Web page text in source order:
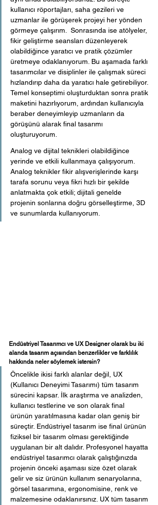
kullanıcı röportajları, saha gezileri ve
uzmanlar ile görüşerek projeyi her yönden
görmeye çalışırım.  Sonrasında ise atölyeler,
fikir geliştirme seansları düzenleyerek
olabildiğince yaratıcı ve pratik çözümler
üretmeye odaklanıyorum. Bu aşamada farklı
tasarımcılar ve disiplinler ile çalışmak süreci
hızlandırıp daha da yaratıcı hale getirebiliyor.
Temel konseptimi oluşturduktan sonra pratik
maketini hazırlıyorum, ardından kullanıcıyla
beraber deneyimleyip uzmanların da
görüşünü alarak final tasarımı
oluşturuyorum.
Analog ve dijital teknikleri olabildiğince
yerinde ve etkili kullanmaya çalışıyorum.
Analog teknikler fikir alışverişlerinde karşı
tarafa sorunu veya fikri hızlı bir şekilde
anlatmakta çok etkili; dijitali genelde
projenin sonlarına doğru görselleştirme, 3D
ve sunumlarda kullanıyorum.
Endüstriyel Tasarımcı ve UX Designer olarak bu iki
alanda tasarım açısından benzerlikler ve farklılık
hakkında neler söylemek istersin?
Öncelikle ikisi farklı alanlar değil, UX
(Kullanıcı Deneyimi Tasarımı) tüm tasarım
sürecini kapsar. İlk araştırma ve analizden,
kullanıcı testlerine ve son olarak final
ürünün yaratılmasına kadar olan geniş bir
süreçtir. Endüstriyel tasarım ise final ürünün
fiziksel bir tasarım olması gerektiğinde
uygulanan bir alt dalıdır. Profesyonel hayatta
endüstriyel tasarımcı olarak çalıştığınızda
projenin önceki aşaması size özet olarak
gelir ve siz ürünün kullanım senaryolarına,
görsel tasarımına, ergonomisine, renk ve
malzemesine odaklanırsınız. UX tüm tasarım